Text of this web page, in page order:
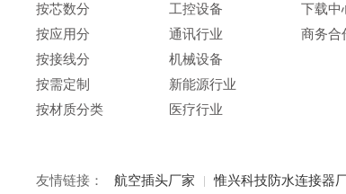
按芯数分
按应用分
按接线分
按需定制
按材质分类
工控设备
通讯行业
机械设备
新能源行业
医疗行业
下载中
商务合
友情链接： 航空插头厂家 惟兴科技防水连接器